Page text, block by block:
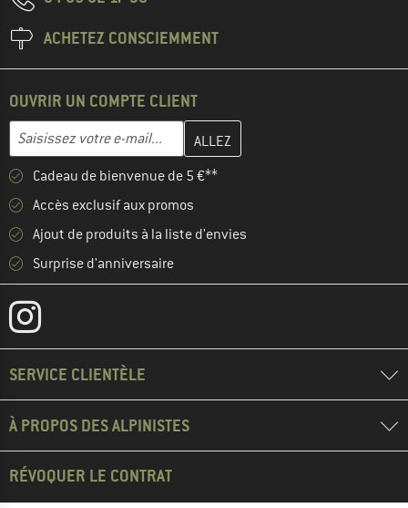
ACHETEZ CONSCIEMMENT
OUVRIR UN COMPTE CLIENT
Adresse e-mail
Entrez votre adresse e-mail ici et créez votre compte client à la
Cadeau de bienvenue de 5 €**
Accès exclusif aux promos
Ajout de produits à la liste d'envies
Surprise d'anniversaire
SERVICE CLIENTÈLE
À PROPOS DES ALPINISTES
RÉVOQUER LE CONTRAT